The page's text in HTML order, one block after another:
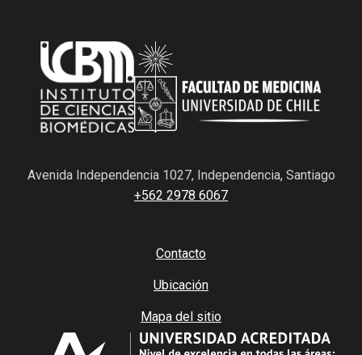
Avenida Independencia 1027, Independencia, Santiago
+562 2978 6067
Contacto
Ubicación
Mapa del sitio